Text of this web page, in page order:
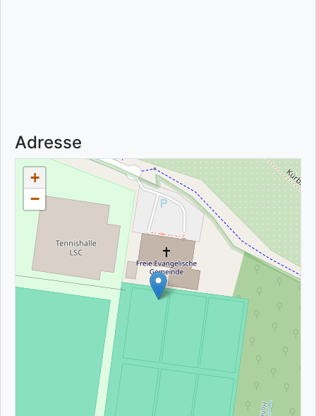
Adresse
+
−